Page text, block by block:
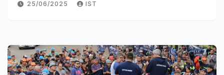
25/06/2025 IST